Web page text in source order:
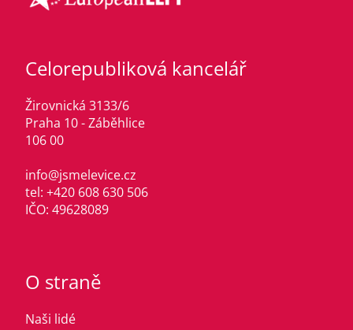
Celorepubliková kancelář
Žirovnická 3133/6
Praha 10 - Záběhlice
106 00
info@jsmelevice.cz
tel: +420 608 630 506
IČO: 49628089
O straně
Naši lidé